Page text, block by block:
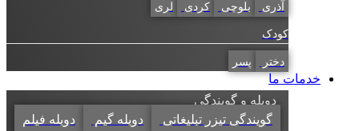
بلوچی کردی لری
کودک
پسر
خدمات ما
دوبله و گویندگی
گویندگی تیزر تبلیغاتی
دوبله گیم
دوبله فیلم